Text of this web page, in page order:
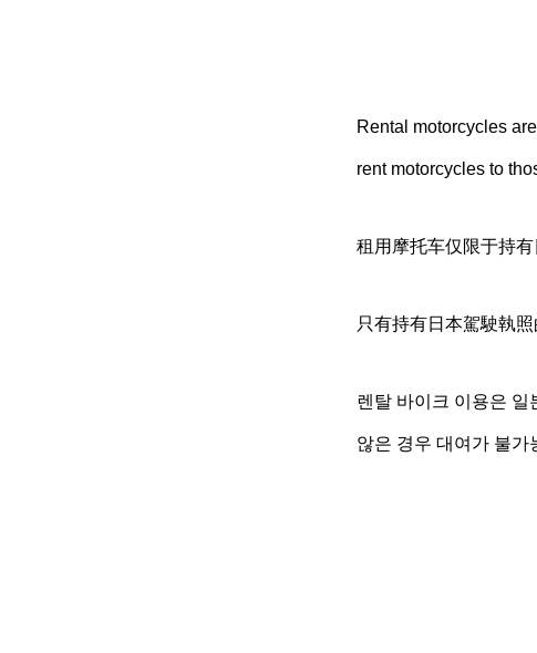
Rental motorcycles
rent motorcycles to
租用摩托车仅限于持
只有持有日本駕駛執
렌탈 바이크 이용은 일
않은 경우 대여가 불가